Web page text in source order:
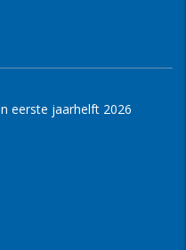
eerste jaarhelft 2026